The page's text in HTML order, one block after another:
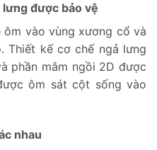
được bảo vệ
vào vùng xương cổ và
Thiết kế cơ chế ngả lưng
phần mâm ngồi 2D được
ôm sát cột sống vào
nhau